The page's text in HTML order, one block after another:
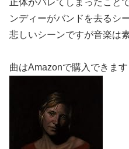
ンディーがバンドを去るシ
悲しいシーンですが音楽は
曲はAmazonで購入できます